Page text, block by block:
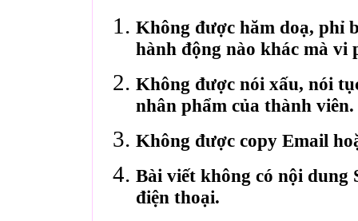
Không được hăm doạ, phỉ
hành động nào khác mà vi
Không được nói xấu, nói
nhân phẩm của thành viên.
Không được copy Email
Bài viết không có nội dung
điện thoại.